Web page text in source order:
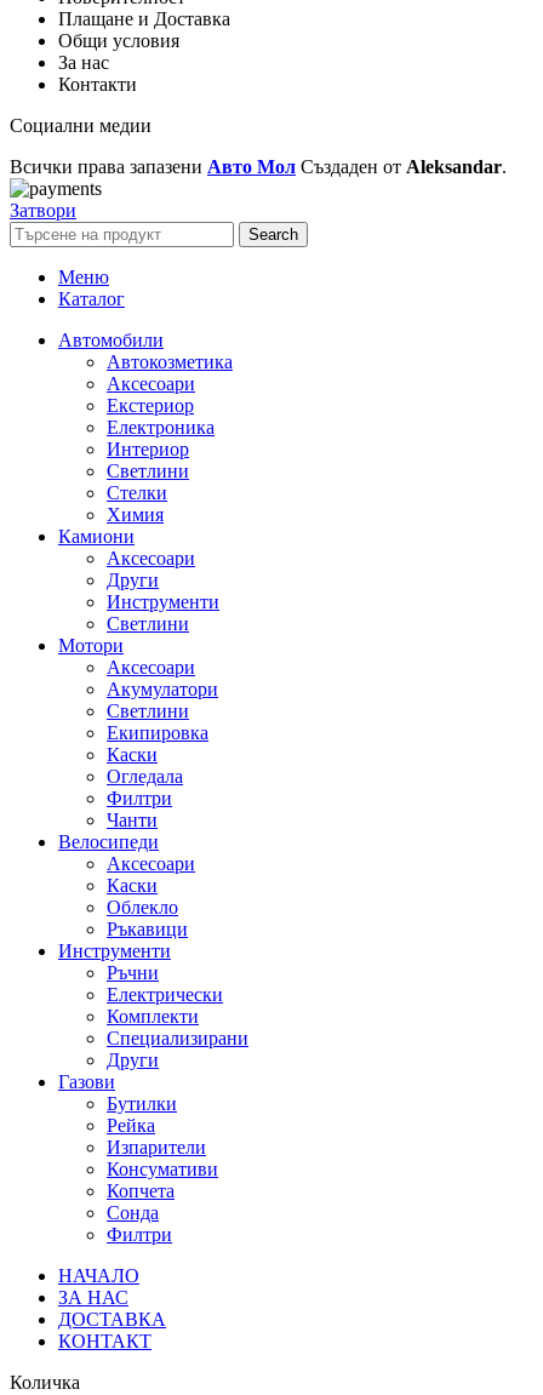
Плащане и Доставка
Общи условия
За нас
Контакти
Социални медии
Всички права запазени Авто Мол Създаден от Aleksandar.
Затвори
Search
Меню
Каталог
Автомобили
Автокозметика
Аксесоари
Екстериор
Електроника
Интериор
Светлини
Стелки
Химия
Камиони
Аксесоари
Други
Инструменти
Светлини
Мотори
Аксесоари
Акумулатори
Светлини
Екипировка
Каски
Огледала
Филтри
Чанти
Велосипеди
Аксесоари
Каски
Облекло
Ръкавици
Инструменти
Ръчни
Електрически
Комплекти
Специализирани
Други
Газови
Бутилки
Рейка
Изпарители
Консумативи
Копчета
Сонда
Филтри
НАЧАЛО
ЗА НАС
ДОСТАВКА
КОНТАКТ
Количка